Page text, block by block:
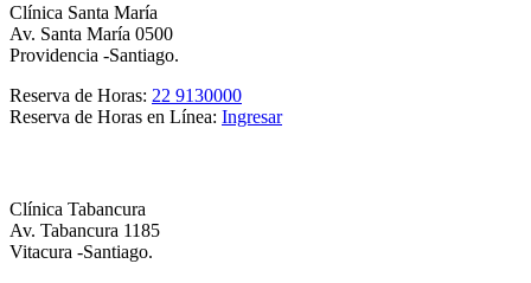
Clínica Santa María
Av. Santa María 0500
Providencia -Santiago.
Reserva de Horas: 22 9130000
Reserva de Horas en Línea: Ingresar
Clínica Tabancura
Av. Tabancura 1185
Vitacura -Santiago.